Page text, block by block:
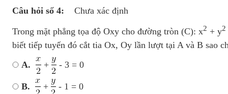
Câu hỏi số 4: Chưa xác định
Trong mặt phẳng tọa độ Oxy cho đường tròn (C): x2 + y2
biết tiếp tuyến đó cắt tia Ox, Oy lần lượt tại A và B sao
A.
+ - 3 = 0
B. + - 1 = 0